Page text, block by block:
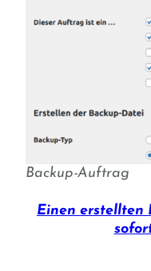
Backup-Auftrag
Einen erstellten